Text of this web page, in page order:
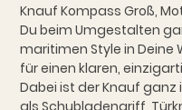
Knauf Kompass Groß,
Du beim Umgestalten
maritimen Style in Deine
für einen klaren,
Dabei ist der Knauf
als Schubladengriff,